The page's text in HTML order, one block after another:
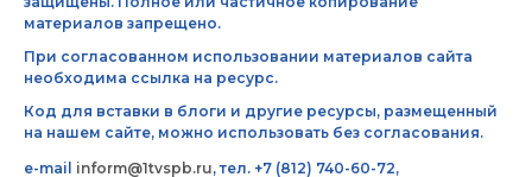
материалов запрещено.
При согласованном использовании материалов сайта
необходима ссылка на ресурс.
Код для вставки в блоги и другие ресурсы, размещенный
на нашем сайте, можно использовать без согласования.
e-mail inform@1tvspb.ru, тел. +7 (812) 740-60-72,